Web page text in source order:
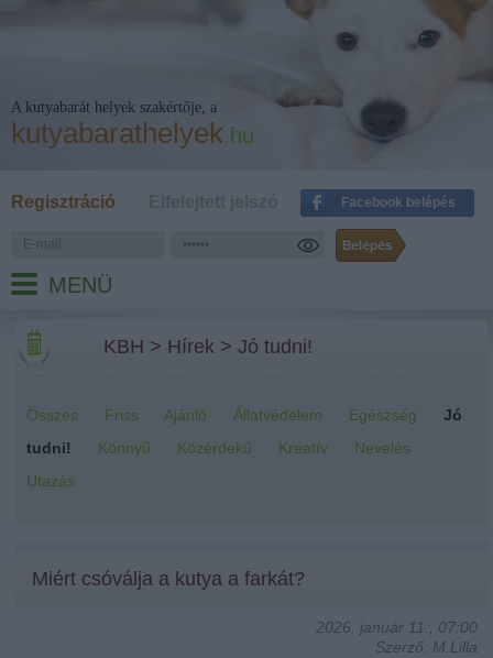
A kutyabarát helyek szakértője, a
kutyabarathelyek.hu
Regisztráció Facebook belépés
MENÜ
KBH > Hírek >Jó tudni!
Összes Friss Ajánló Állatvédelem Egészség
Jó
tudni!
Könnyű Közérdekű Kreatív
Nevelés
Utazás
Miért csóválja a kutya a farkát?
2026. január 11., 07:00
Szerző: M.Lilla